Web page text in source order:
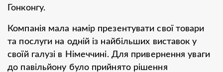
Гонконгу.
Компанія мала намір презентувати свої товари
та послуги на одній із найбільших виставок у
своїй галузі в Німеччині. Для привернення уваги
до павільйону було прийнято рішення